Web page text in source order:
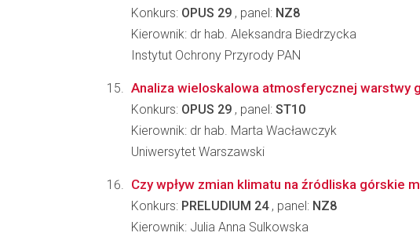
Konkurs: OPUS 29 , panel: NZ8
Kierownik: dr hab. Aleksandra Biedrzycka
Instytut Ochrony Przyrody PAN
Analiza wieloskalowa atmosferycznej warstwy
Konkurs: OPUS 29 , panel: ST10
Kierownik: dr hab. Marta Wacławczyk
Uniwersytet Warszawski
Czy wpływ zmian klimatu na źródliska górskie
Konkurs: PRELUDIUM 24, panel: NZ8
Kierownik: Julia Anna Sulkowska